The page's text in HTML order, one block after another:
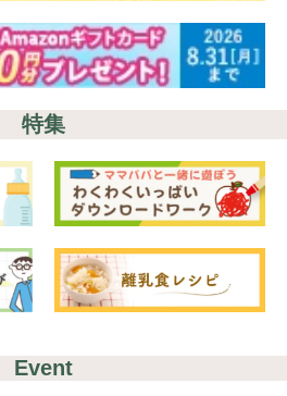
特集
Event